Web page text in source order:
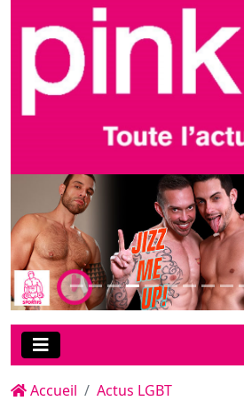
Accueil Actus LGBT